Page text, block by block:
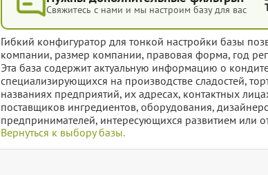
Свяжитесь с нами и мы настроим базу для вас
Гибкий конфигуратор для тонкой настройки базы
компании, размер компании, правовая форма, год
Эта база содержит актуальную информацию о
специализирующихся на производстве сладостей,
названиях предприятий, их адресах, контактных
поставщиков ингредиентов, оборудования,
предпринимателей, интересующихся развитием или
Вернуться к выбору базы.